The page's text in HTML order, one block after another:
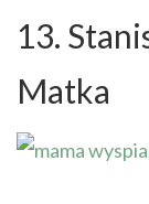
13.
Matka